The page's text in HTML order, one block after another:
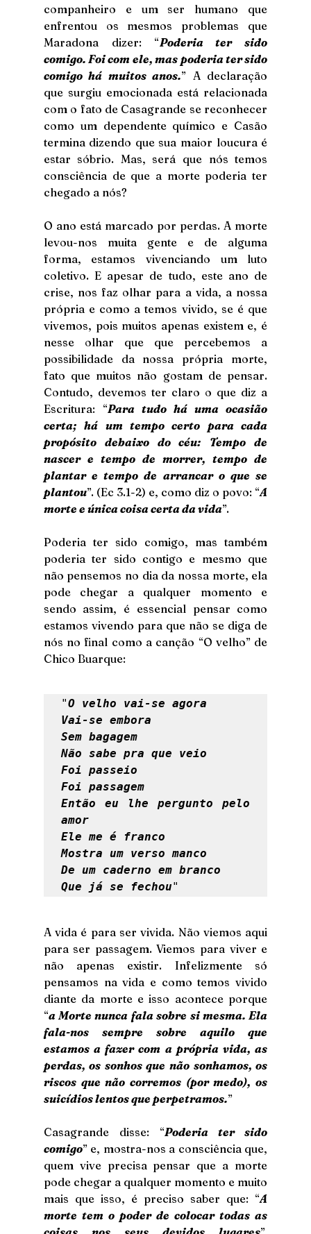
companheiro e um ser humano que
enfrentou os mesmos problemas que
Maradona dizer: “Poderia ter sido
comigo. Foi com ele, mas poderia ter sido
comigo há muitos anos.” A declaração
que surgiu emocionada está relacionada
com o fato de Casagrande se reconhecer
como um dependente químico e Casão
termina dizendo que sua maior loucura é
estar sóbrio. Mas, será que nós temos
consciência de que a morte poderia ter
chegado a nós?
O ano está marcado por perdas. A morte
levou-nos muita gente e de alguma
forma, estamos vivenciando um luto
coletivo. E apesar de tudo, este ano de
crise, nos faz olhar para a vida, a nossa
própria e como a temos vivido, se é que
vivemos, pois muitos apenas existem e, é
nesse olhar que que percebemos a
possibilidade da nossa própria morte,
fato que muitos não gostam de pensar.
Contudo, devemos ter claro o que diz a
Escritura: “Para tudo há uma ocasião
certa; há um tempo certo para cada
propósito debaixo do céu: Tempo de
nascer e tempo de morrer, tempo de
plantar e tempo de arrancar o que se
plantou”. (Ec 3.1-2) e, como diz o povo: “A
morte e única coisa certa da vida”.
Poderia ter sido comigo, mas também
poderia ter sido contigo e mesmo que
não pensemos no dia da nossa morte, ela
pode chegar a qualquer momento e
sendo assim, é essencial pensar como
estamos vivendo para que não se diga de
nós no final como a canção “O velho” de
Chico Buarque:
"O velho vai-se agora
Vai-se embora
Sem bagagem
Não sabe pra que veio
Foi passeio
Foi passagem
Então eu lhe pergunto pelo
amor
Ele me é franco
Mostra um verso manco
De um caderno em branco
Que já se fechou"
A vida é para ser vivida. Não viemos aqui
para ser passagem. Viemos para viver e
não apenas existir. Infelizmente só
pensamos na vida e como temos vivido
diante da morte e isso acontece porque
“a Morte nunca fala sobre si mesma. Ela
fala-nos sempre sobre aquilo que
estamos a fazer com a própria vida, as
perdas, os sonhos que não sonhamos, os
riscos que não corremos (por medo), os
suicídios lentos que perpetramos.”
Casagrande disse: “Poderia ter sido
comigo” e, mostra-nos a consciência que,
quem vive precisa pensar que a morte
pode chegar a qualquer momento e muito
mais que isso, é preciso saber que: “A
morte tem o poder de colocar todas as